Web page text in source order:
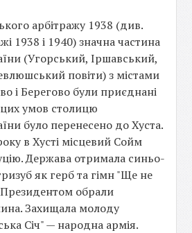
арбітражу 1938 (див.
1938 і 1940) значна частина
(Угорський, Іршавський,
повіти) з містами
і Берегово були приєднані
умов столицю
було перенесено до Хуста.
в Хусті місцевий Сойм
Держава отримала синьо-
як герб та гімн "Ще не
обрали
Захищала молоду
Січ" — народна армія.